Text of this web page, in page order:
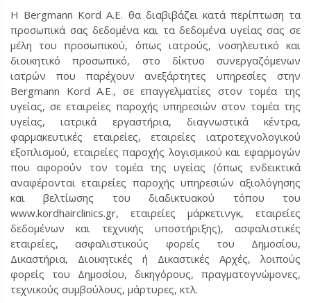
Η Bergmann Kord Α.Ε. θα διαβιβάζει κατά περίπτωση τα
προσωπικά σας δεδομένα και τα δεδομένα υγείας σας σε
μέλη του προσωπικού, όπως ιατρούς, νοσηλευτικό και
διοικητικό προσωπικό, στο δίκτυο συνεργαζόμενων
ιατρών που παρέχουν ανεξάρτητες υπηρεσίες στην
Bergmann Kord Α.Ε., σε επαγγελματίες στον τομέα της
υγείας, σε εταιρείες παροχής υπηρεσιών στον τομέα της
υγείας, ιατρικά εργαστήρια, διαγνωστικά κέντρα,
φαρμακευτικές εταιρείες, εταιρείες ιατροτεχνολογικού
εξοπλισμού, εταιρείες παροχής λογισμικού και εφαρμογών
που αφορούν τον τομέα της υγείας (όπως ενδεικτικά
αναφέρονται εταιρείες παροχής υπηρεσιών αξιολόγησης
και βελτίωσης του διαδικτυακού τόπου του
www.kordhairclinics.gr, εταιρείες μάρκετινγκ, εταιρείες
δεδομένων και τεχνικής υποστήριξης), ασφαλιστικές
εταιρείες, ασφαλιστικούς φορείς του Δημοσίου,
Δικαστήρια, Διοικητικές ή Δικαστικές Αρχές, λοιπούς
φορείς του Δημοσίου, δικηγόρους, πραγματογνώμονες,
τεχνικούς συμβούλους, μάρτυρες, κτλ.